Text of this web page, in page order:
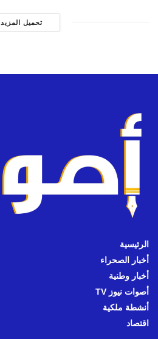
تحميل المزيد
الرئيسية
أخبار الصحراء
أخبار وطنية
أصوات نيوز TV
أنشطة ملكية
اقتصاد